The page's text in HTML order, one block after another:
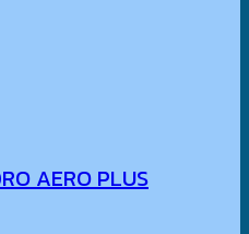
AERO PLUS